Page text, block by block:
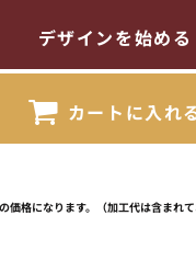
デザインを始める
カートに入れ
価格になります。（加工代は含まれて